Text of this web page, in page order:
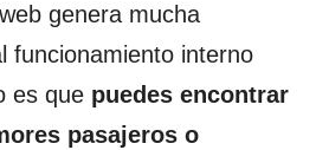
genera mucha
funcionamiento interno
es que puedes encontrar
pasajeros o